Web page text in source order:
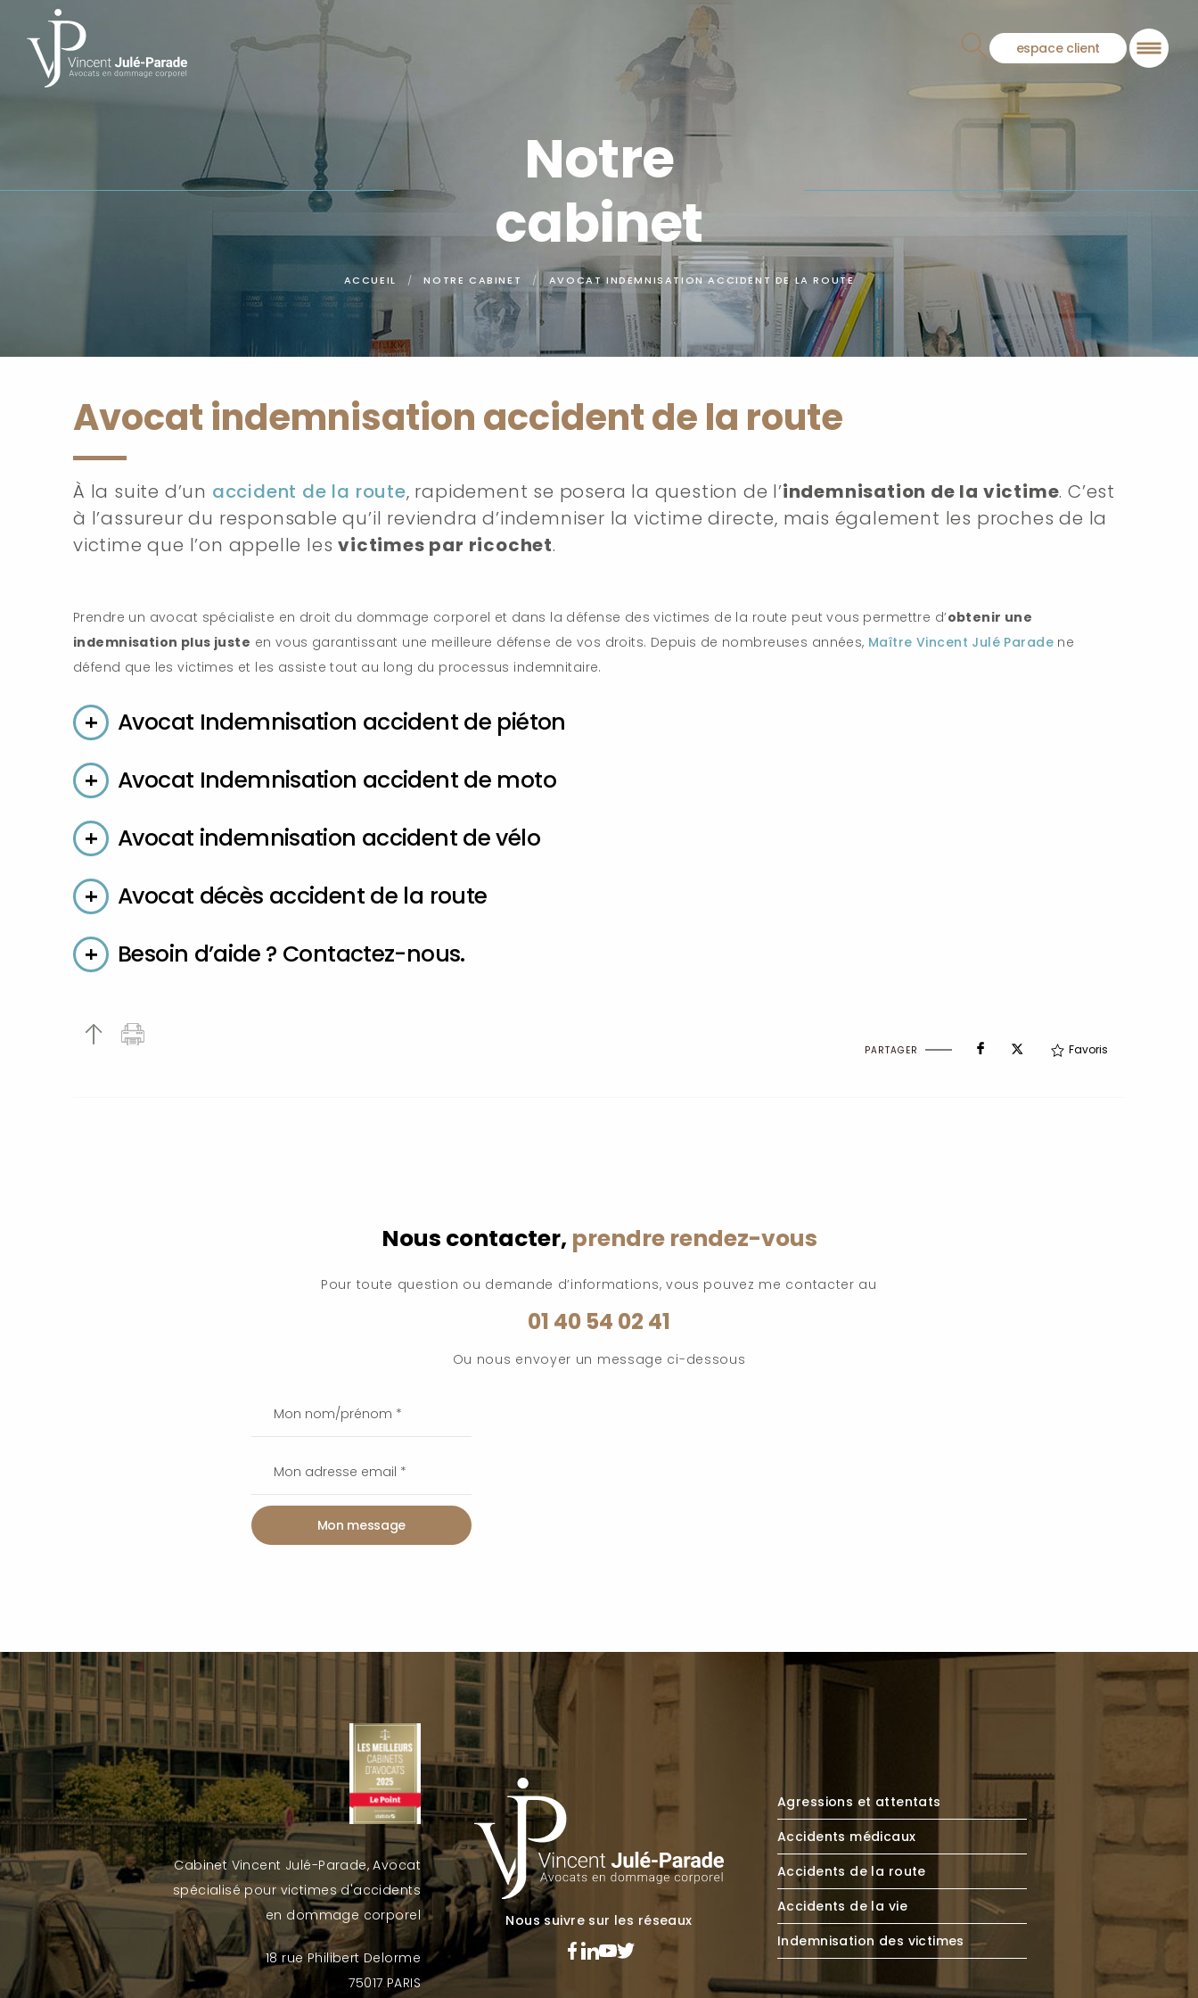
Panneau de gestion des cookies
espace client
Notre
cabinet
ACCUEIL NOTRE CABINET AVOCAT INDEMNISATION ACCIDENT DE LA ROUTE
Avocat indemnisation accident de la route
À la suite d’un accident de la route, rapidement se posera la question de l’indemnisation de la victime. C’est
à l’assureur du responsable qu’il reviendra d’indemniser la victime directe, mais également les proches de la
victime que l’on appelle lesvictimes par ricochet.
Prendre un avocat spécialiste en droit du dommage corporel et dans la défense des victimes de la route peut vous permettre d’obtenir une
indemnisation plus juste en vous garantissant une meilleure défense de vos droits. Depuis de nombreuses années, Maître Vincent Julé Paradene
défend que les victimes et les assiste tout au long du processus indemnitaire.
Avocat Indemnisation accident de piéton
Avocat Indemnisation accident de moto
Avocat indemnisation accident de vélo
Avocat décès accident de la route
Besoin d’aide ? Contactez-nous.
PARTAGER Favoris
Nous contacter, prendre rendez-vous
Pour toute question ou demande d’informations, vous pouvez me contacter au
01 40 54 02 41
Ou nous envoyer un message ci-dessous
Mon message
Cabinet Vincent Julé-Parade, Avocat
spécialisé pour victimes d'accidents
en dommage corporel
18 rue Philibert Delorme
75017 PARIS
Nous suivre sur les réseaux
Agressions et attentats
Accidents médicaux
Accidents de la route
Accidents de la vie
Indemnisation des victimes